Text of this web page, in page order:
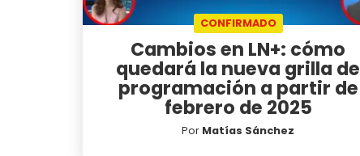
CONFIRMADO
Cambios en LN+: cómo
quedará la nueva grilla de
programación a partir de
febrero de 2025
Por Matías Sánchez